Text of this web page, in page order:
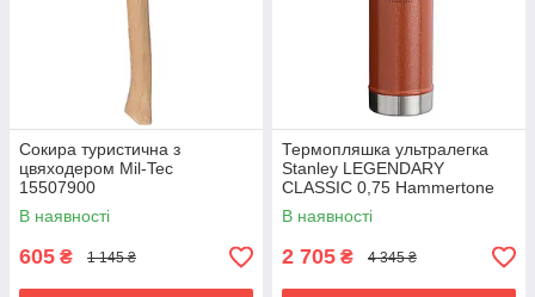
Сокира туристична з
цвяходером Mil-Tec
15507900
В наявності
605 ₴ 1 145 ₴
Термопляшка ультралегка
Stanley LEGENDARY
CLASSIC 0,75 Hammertone
Clay 10-01612-065
В наявності
2 705 ₴ 4 345 ₴